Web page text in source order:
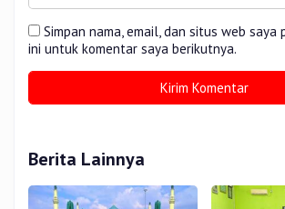
Simpan nama, email, dan situs web saya
ini untuk komentar saya berikutnya.
Berita Lainnya